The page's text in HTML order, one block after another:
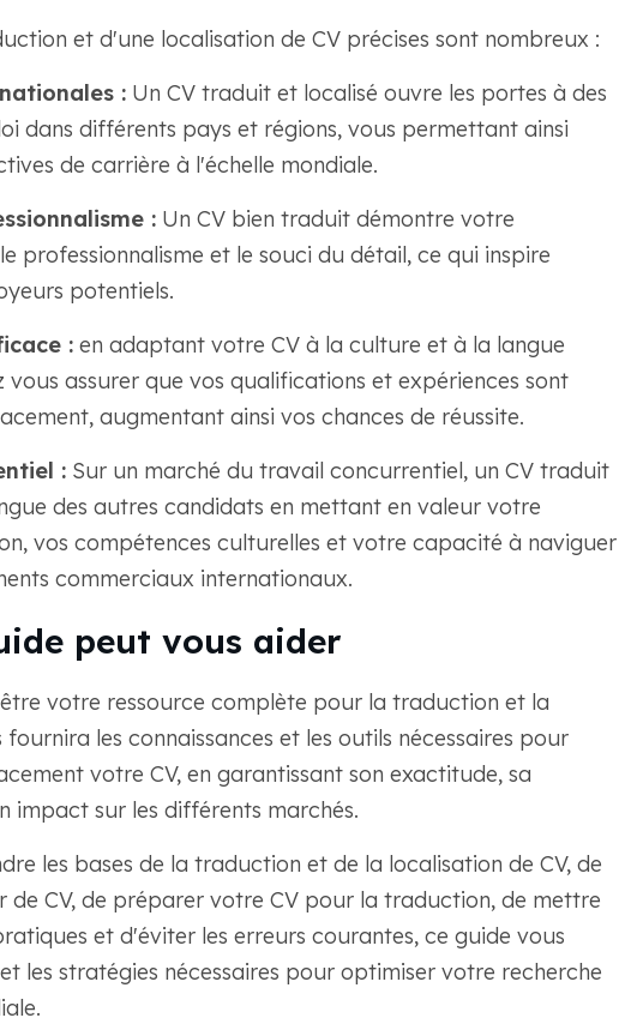
et d'une localisation de CV précises sont nombreux :
:Un CV traduit et localisé ouvre les portes à des
dans différents pays et régions, vous permettant ainsi
de carrière à l'échelle mondiale.
:Un CV bien traduit démontre votre
professionnalisme et le souci du détail, ce qui inspire
potentiels.
:en adaptant votre CV à la culture et à la langue
vous assurer que vos qualifications et expériences sont
augmentant ainsi vos chances de réussite.
:Sur un marché du travail concurrentiel, un CV traduit
des autres candidats en mettant en valeur votre
vos compétences culturelles et votre capacité à naviguer
commerciaux internationaux.
peut vous aider
votre ressource complète pour la traduction et la
les connaissances et les outils nécessaires pour
votre CV, en garantissant son exactitude, sa
impact sur les différents marchés.
les bases de la traduction et de la localisation de CV, de
CV, de préparer votre CV pour la traduction, de mettre
et d'éviter les erreurs courantes, ce guide vous
les stratégies nécessaires pour optimiser votre recherche